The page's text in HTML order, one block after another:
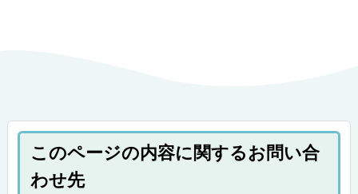
このページの内容に関するお問い合
わせ先